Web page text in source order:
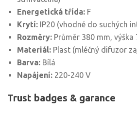
Energetická třída: F
Krytí: IP20 (vhodné do suchých
Rozměry: Průměr 380 mm, výška
Materiál: Plast (mléčný difuzor
Barva: Bílá
Napájení: 220-240 V
Trust badges & garance